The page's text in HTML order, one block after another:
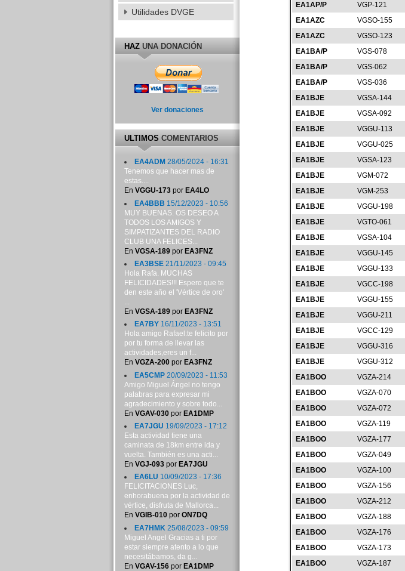
EA1AP/P
VGP-121
EA1AZC
VGSO-155
EA1AZC
VGSO-123
EA1BA/P
VGS-078
EA1BA/P
VGS-062
EA1BA/P
VGS-036
EA1BJE
VGSA-144
EA1BJE
VGSA-092
EA1BJE
VGGU-113
EA1BJE
VGGU-025
EA1BJE
VGSA-123
EA1BJE
VGM-072
EA1BJE
VGM-253
EA1BJE
VGGU-198
EA1BJE
VGTO-061
EA1BJE
VGSA-104
EA1BJE
VGGU-145
EA1BJE
VGGU-133
EA1BJE
VGCC-198
EA1BJE
VGGU-155
EA1BJE
VGGU-211
EA1BJE
VGCC-129
EA1BJE
VGGU-316
EA1BJE
VGGU-312
EA1BOO
VGZA-214
EA1BOO
VGZA-070
EA1BOO
VGZA-072
EA1BOO
VGZA-119
EA1BOO
VGZA-177
EA1BOO
VGZA-049
EA1BOO
VGZA-100
EA1BOO
VGZA-156
EA1BOO
VGZA-212
EA1BOO
VGZA-188
EA1BOO
VGZA-176
EA1BOO
VGZA-173
EA1BOO
VGZA-187
Utilidades DVGE
HAZUNA DONACIÓN
Ver donaciones
ULTIMOSCOMENTARIOS
EA4ADM 28/05/2024 - 16:31
Tenemos que hacer mas de
estas....
En VGGU-173por EA4LO
EA4BBB 15/12/2023 - 10:56
MUY BUENAS. OS DESEO A
TODOS LOS AMIGOS Y
SIMPATIZANTES DEL RADIO
CLUB UNA FELICES...
En VGSA-189por EA3FNZ
EA3BSE21/11/2023 - 09:45
Hola Rafa. MUCHAS
FELICIDADES!!! Espero que te
den este año el 'Vértice de oro'
...
En VGSA-189por EA3FNZ
EA7BY16/11/2023 - 13:51
Hola amigo Rafael:te felicito por
por tu forma de llevar las
actividades,eres un f...
En VGZA-200por EA3FNZ
EA5CMP20/09/2023 - 11:53
Amigo Miguel Ángel no tengo
palabras para expresar mi
agradecimiento y sobre todo...
En VGAV-030por EA1DMP
EA7JGU 19/09/2023 - 17:12
Esta actividad tiene una
caminata de 18km entre ida y
vuelta. También es una acti...
En VGJ-093por EA7JGU
EA6LU 10/09/2023 - 17:36
FELICITACIONES Luc,
enhorabuena por la actividad de
vértice, disfruta de Mallorca...
En VGIB-010por ON7DQ
EA7HMK 25/08/2023 - 09:59
Miguel Angel Gracias a ti por
estar siempre atento a lo que
necesitábamos, da g...
En VGAV-156por EA1DMP